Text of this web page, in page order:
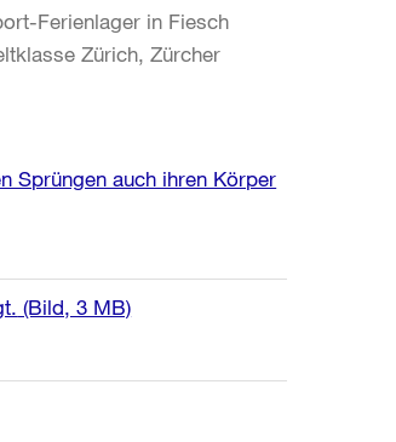
Ferienlager in Fiesch
Zürich, Zürcher
Sprüngen auch ihren Körper
(Bild, 3 MB)